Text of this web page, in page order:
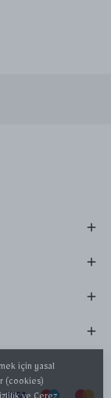
için yasal
(cookies)